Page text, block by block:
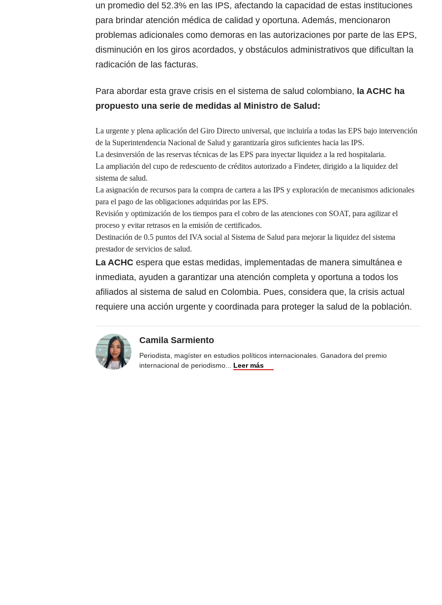
un promedio del 52.3% en las IPS, afectando la capacidad de estas instituciones
para brindar atención médica de calidad y oportuna. Además, mencionaron
problemas adicionales como demoras en las autorizaciones por parte de las EPS,
disminución en los giros acordados, y obstáculos administrativos que dificultan la
radicación de las facturas.
Para abordar esta grave crisis en el sistema de salud colombiano, la ACHC ha
propuesto una serie de medidas al Ministro de Salud:
La urgente y plena aplicación del Giro Directo universal, que incluiría a todas las EPS bajo intervención
de la Superintendencia Nacional de Salud y garantizaría giros suficientes hacia las IPS.
La desinversión de las reservas técnicas de las EPS para inyectar liquidez a la red hospitalaria.
La ampliación del cupo de redescuento de créditos autorizado a Findeter, dirigido a la liquidez del
sistema de salud.
La asignación de recursos para la compra de cartera a las IPS y exploración de mecanismos adicionales
para el pago de las obligaciones adquiridas por las EPS.
Revisión y optimización de los tiempos para el cobro de las atenciones con SOAT, para agilizar el
proceso y evitar retrasos en la emisión de certificados.
Destinación de 0.5 puntos del IVA social al Sistema de Salud para mejorar la liquidez del sistema
prestador de servicios de salud.
La ACHC espera que estas medidas, implementadas de manera simultánea e
inmediata, ayuden a garantizar una atención completa y oportuna a todos los
afiliados al sistema de salud en Colombia. Pues, considera que, la crisis actual
requiere una acción urgente y coordinada para proteger la salud de la población.
Camila Sarmiento
Periodista, magíster en estudios políticos internacionales. Ganadora del premio
internacional de periodismo... Leer más